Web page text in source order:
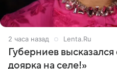
2 часа назад Lenta.Ru
Губерниев
доярка на селе!»